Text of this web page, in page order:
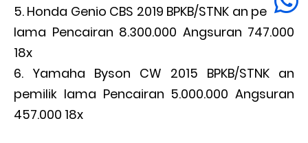
Honda Genio CBS 2019 BPKB/STNK an pemilik
lama Pencairan 8.300.000 Angsuran 747.000
18x
Yamaha Byson CW 2015 BPKB/STNK an
pemilik lama Pencairan 5.000.000 Angsuran
457.000 18x